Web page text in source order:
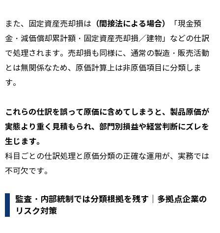
また、固定資産売却損は （間接法による場合）
「現金預
金・減価償却累計額・固定資産売却損／建物」などの仕訳
で処理されます。売却損も同様に、通常の製造・販売活動
とは無関係なため、原価計算上は非原価項目に分類しま
す。
これらの仕訳を誤って原価に含めてしまうと、製品原価が
実態より重く見積もられ、部門別損益や経営判断にズレを
生じます。
科目ごとの仕訳処理と原価分類の正確な運用が、実務では
不可欠です。
監査・内部統制では分類根拠を残す｜多拠点企業の
リスク対策